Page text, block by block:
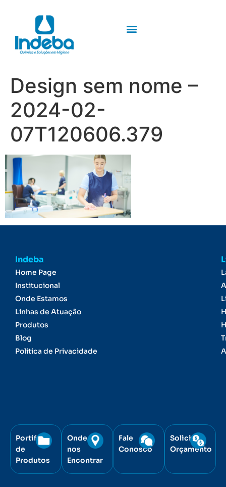
Design sem nome –
2024-02-
07T120606.379
Indeba
Home Page
Institucional
Onde Estamos
Linhas de Atuação
Produtos
Blog
Politica de Privacidade
Portifólio
de
Produtos
Onde
nos
Encontrar
Fale
Conosco
Solicite
Orçamento